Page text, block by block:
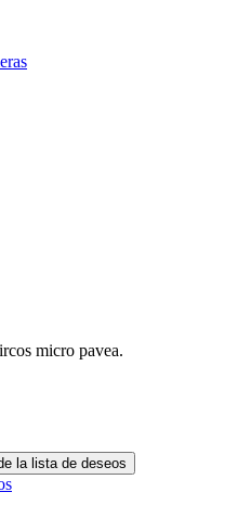
micro pavea.
la lista de deseos